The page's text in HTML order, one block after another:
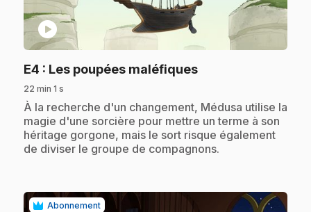
play_circle
E4 : Les poupées maléfiques.
22 min 1 s
.À la recherche d'un changement, Médusa utilise la
magie d'une sorcière pour mettre un terme à son
héritage gorgone, mais le sort risque également
de diviser le groupe de compagnons.
Abonnement